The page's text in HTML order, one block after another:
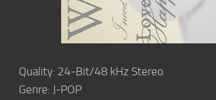
Quality: 24-Bit/48 kHz Stereo
Genre: J-POP